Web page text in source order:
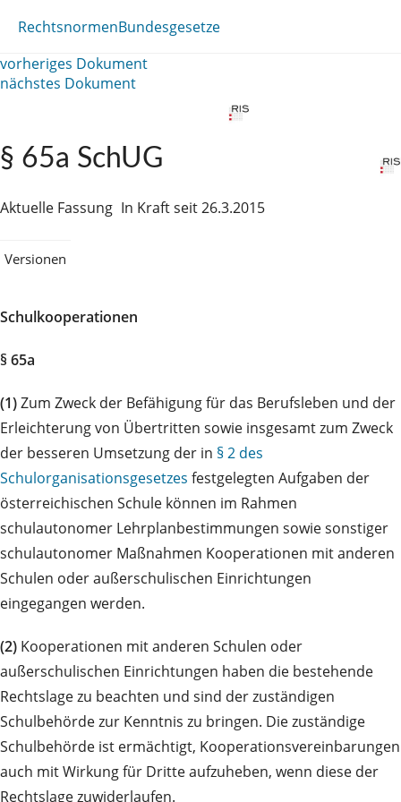
RechtsnormenBundesgesetze
vorheriges Dokument
nächstes Dokument
§ 65a SchUG
Aktuelle Fassung In Kraft seit 26.3.2015
Versionen
Schulkooperationen
§ 65a
(1)Zum Zweck der Befähigung für das Berufsleben und der
Erleichterung von Übertritten sowie insgesamt zum Zweck
der besseren Umsetzung der in § 2 des
Schulorganisationsgesetzes festgelegten Aufgaben der
österreichischen Schule können im Rahmen
schulautonomer Lehrplanbestimmungen sowie sonstiger
schulautonomer Maßnahmen Kooperationen mit anderen
Schulen oder außerschulischen Einrichtungen
eingegangen werden.
(2) Kooperationen mit anderen Schulen oder
außerschulischen Einrichtungen haben die bestehende
Rechtslage zu beachten und sind der zuständigen
Schulbehörde zur Kenntnis zu bringen. Die zuständige
Schulbehörde ist ermächtigt, Kooperationsvereinbarungen
auch mit Wirkung für Dritte aufzuheben, wenn diese der
Rechtslage zuwiderlaufen.